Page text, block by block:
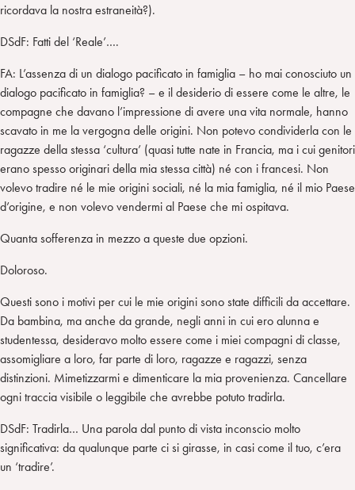
ricordava la nostra estraneità?).
DSdF: Fatti del ‘Reale’….
FA: L’assenza di un dialogo pacificato in famiglia – ho mai conosciuto un
dialogo pacificato in famiglia? – e il desiderio di essere come le altre, le
compagne che davano l’impressione di avere una vita normale, hanno
scavato in me la vergogna delle origini. Non potevo condividerla con le
ragazze della stessa ‘cultura’ (quasi tutte nate in Francia, ma i cui genitori
erano spesso originari della mia stessa città) né con i francesi. Non
volevo tradire né le mie origini sociali, né la mia famiglia, né il mio Paese
d’origine, e non volevo vendermi al Paese che mi ospitava.
Quanta sofferenza in mezzo a queste due opzioni.
Doloroso.
Questi sono i motivi per cui le mie origini sono state difficili da accettare.
Da bambina, ma anche da grande, negli anni in cui ero alunna e
studentessa, desideravo molto essere come i miei compagni di classe,
assomigliare a loro, far parte di loro, ragazze e ragazzi, senza
distinzioni. Mimetizzarmi e dimenticare la mia provenienza. Cancellare
ogni traccia visibile o leggibile che avrebbe potuto tradirla.
DSdF: Tradirla… Una parola dal punto di vista inconscio molto
significativa: da qualunque parte ci si girasse, in casi come il tuo, c’era
un ‘tradire’.